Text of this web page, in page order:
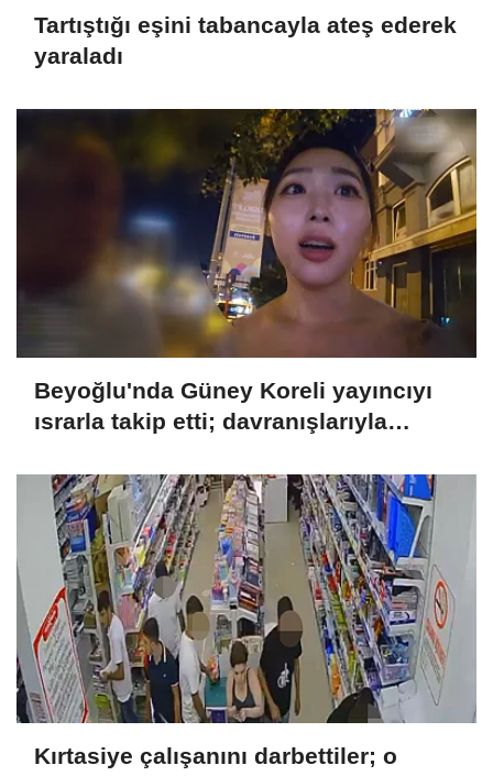
Tartıştığı eşini tabancayla ateş ederek
yaraladı
Beyoğlu'nda Güney Koreli yayıncıyı
ısrarla takip etti; davranışlarıyla
Kırtasiye çalışanını darbettiler; o